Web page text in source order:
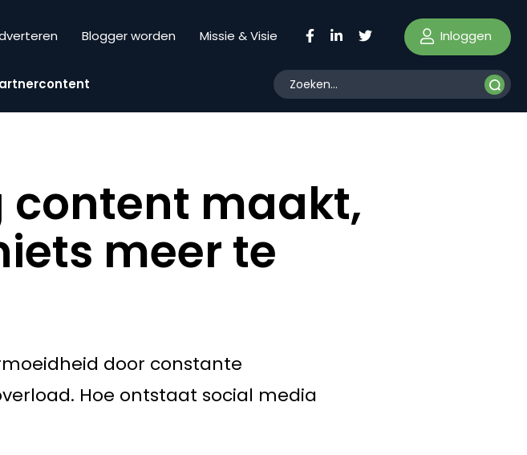
Blogger worden Missie & Visie Inloggen
content maakt,
meer te
door constante
Hoe ontstaat social media